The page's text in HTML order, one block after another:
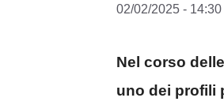
02/02/2025 - 14:30
Nel corso
uno dei profili